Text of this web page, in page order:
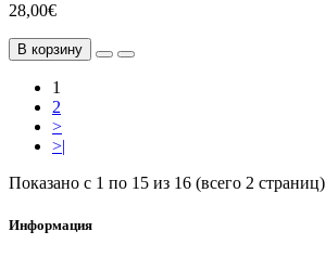
28,00€
В корзину
1
2
>
>|
Показано с 1 по 15 из 16 (всего 2 страниц)
Информация